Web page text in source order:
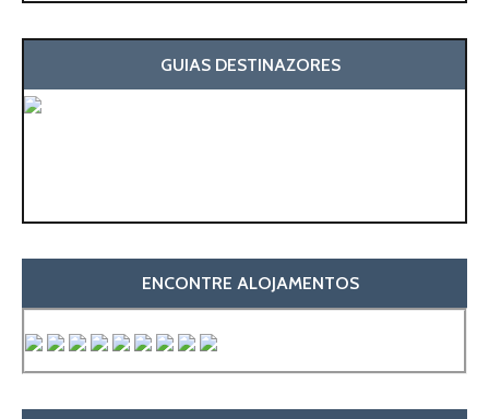
GUIAS DESTINAZORES
ENCONTRE ALOJAMENTOS